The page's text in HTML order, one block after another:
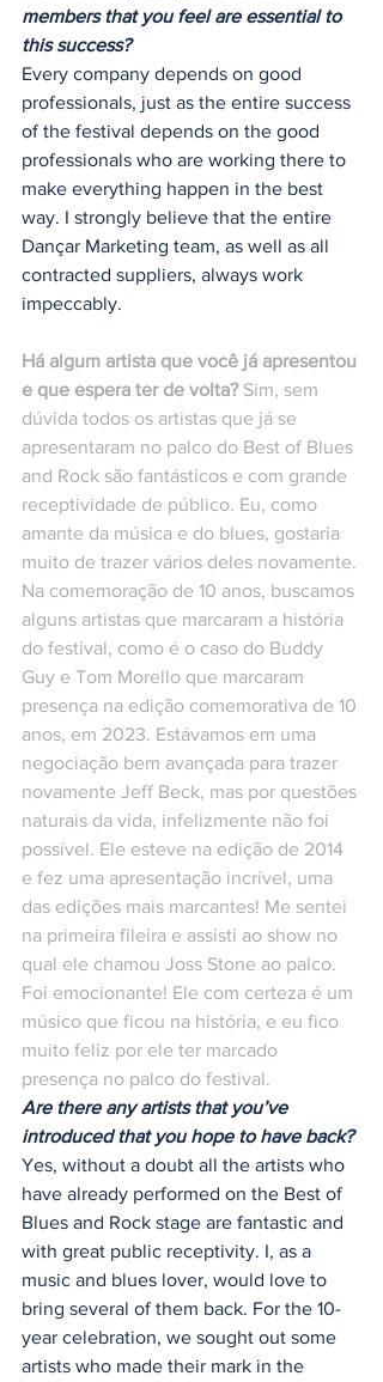
members that you feel are essential to
this success?
Every company depends on good
professionals, just as the entire success
of the festival depends on the good
professionals who are working there to
make everything happen in the best
way. I strongly believe that the entire
Dançar Marketing team, as well as all
contracted suppliers, always work
impeccably.
Há algum artista que você já apresentou
e que espera ter de volta? Sim, sem
dúvida todos os artistas que já se
apresentaram no palco do Best of Blues
and Rock são fantásticos e com grande
receptividade de público. Eu, como
amante da música e do blues, gostaria
muito de trazer vários deles novamente.
Na comemoração de 10 anos, buscamos
alguns artistas que marcaram a história
do festival, como é o caso do Buddy
Guy e Tom Morello que marcaram
presença na edição comemorativa de 10
anos, em 2023. Estávamos em uma
negociação bem avançada para trazer
novamente Jeff Beck, mas por questões
naturais da vida, infelizmente não foi
possível. Ele esteve na edição de 2014
e fez uma apresentação incrível, uma
das edições mais marcantes! Me sentei
na primeira fileira e assisti ao show no
qual ele chamou Joss Stone ao palco.
Foi emocionante! Ele com certeza é um
músico que ficou na história, e eu fico
muito feliz por ele ter marcado
presença no palco do festival.
Are there any artists that you’ve
introduced that you hope to have back?
Yes, without a doubt all the artists who
have already performed on the Best of
Blues and Rock stage are fantastic and
with great public receptivity. I, as a
music and blues lover, would love to
bring several of them back. For the 10-
year celebration, we sought out some
artists who made their mark in the